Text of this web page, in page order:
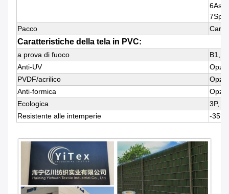
Pacco
Caratteristiche della tela in PVC:
a prova di fuoco
B1,
Anti-UV
PVDF/acrilico
Anti-formica
Ecologica
3P,
Resistente alle intemperie
-